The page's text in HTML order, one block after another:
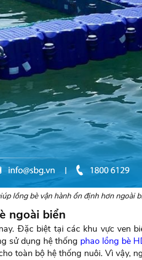
lồng bè vận hành ổn định hơn ngoài
ngoài biển
Đặc biệt tại các khu vực ven
sử dụng hệ thống phao lồng bè
toàn bộ hệ thống nuôi. Vì vậy,